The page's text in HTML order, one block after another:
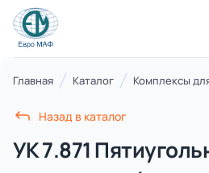
КАТАЛОГ ТОВАРОВ
21 категория
Главная Каталог Комплексы
Назад в каталог
УК 7.871